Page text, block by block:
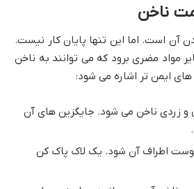
ناخن
آن است. اما این تنها پایان کار نیست.
مواد مضری برود که می توانند به ناخن
ایمن تر اشاره می شود:
و زردی ناخن می شود. جایگزین های آن
پوست اطراف آن شود. یک لاک پاک کن